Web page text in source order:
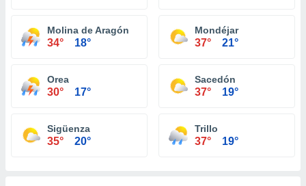
Molina de Aragón
34° 18°
Mondéjar
37° 21°
Orea
30° 17°
Sacedón
37° 19°
Sigüenza
35° 20°
Trillo
37° 19°